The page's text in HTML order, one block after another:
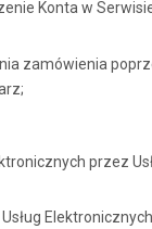
Konta w
zamówienia
przez